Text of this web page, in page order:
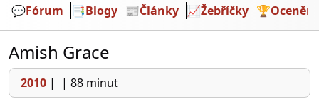
💬️Fórum 📑Blogy 📰Články 📈Žebříčky 🏆Ocenění
Amish Grace
2010 | | 88 minut